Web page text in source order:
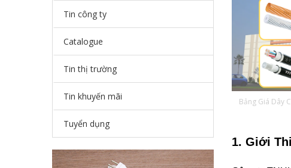
Tin công ty
Catalogue
Tin thị trường
Tin khuyến mãi
Tuyển dụng
Bảng Giá Dây
1. Giới